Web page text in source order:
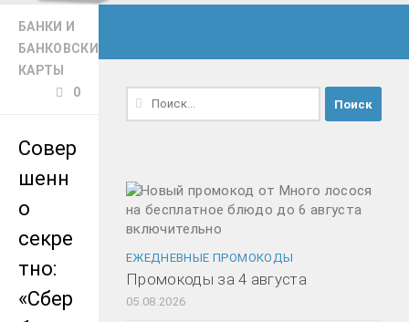
БАНКИ И
БАНКОВСКИЕ
КАРТЫ
0
Совер
шенн
о
секре
тно:
«Сбер
Найти:
ЕЖЕДНЕВНЫЕ ПРОМОКОДЫ
Промокоды за 4 августа
05.08.2026